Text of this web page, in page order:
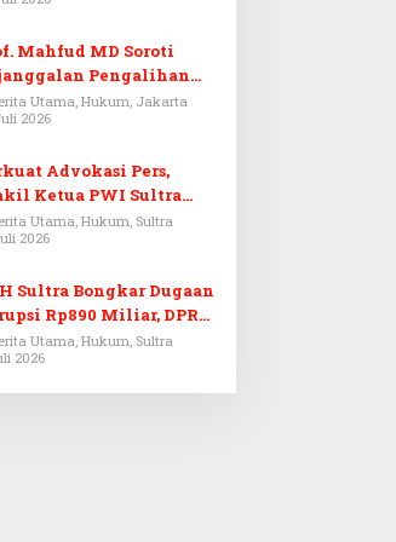
Mahfud MD Soroti
Pengalihan
Tersangka
Adriansyah
Utama, Hukum, Jakarta
2026
Advokasi Pers,
Ketua PWI Sultra
Dilantik Menjadi
PERADI
Utama, Hukum, Sultra
2026
Sultra Bongkar Dugaan
Rp890 Miliar, DPRD
Gelar RDP
Utama, Hukum, Sultra
2026